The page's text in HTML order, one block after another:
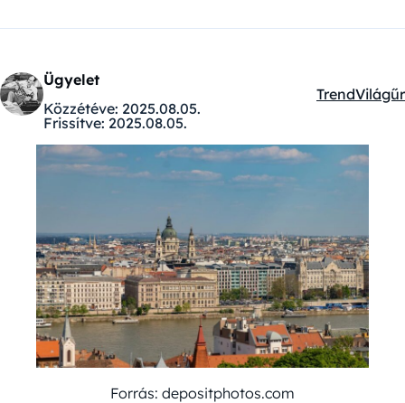
Ügyelet
Közzétéve: 2025.08.05.
Frissítve: 2025.08.05.
Kategóriák:
TrendVilágűr
Forrás: depositphotos.com